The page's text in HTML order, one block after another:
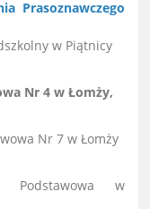
Prasoznawczego
w Piątnicy
Nr 4 w Łomży,
Nr 7 w Łomży
Podstawowa w